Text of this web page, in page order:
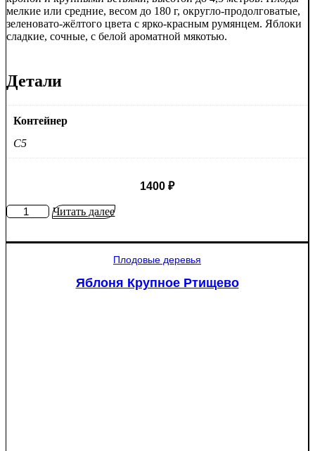
мелкие или средние, весом до 180 г, округло-продолговатые,
зеленовато-жёлтого цвета с ярко-красным румянцем. Яблоки
сладкие, сочные, с белой ароматной мякотью.
Детали
Контейнер
C5
1400 ₽
КоличествоЧитать далее
Плодовые деревья
Яблоня Крупное Ртищево